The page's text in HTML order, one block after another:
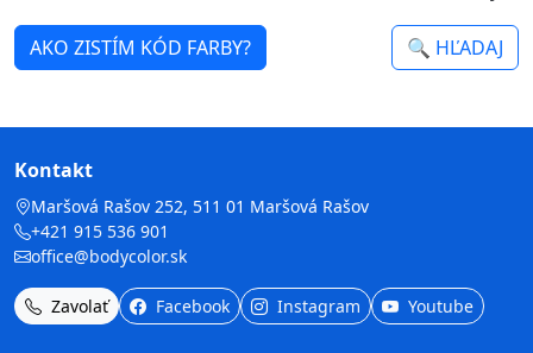
AKO ZISTÍM KÓD FARBY? 🔍 HĽADAJ
Kontakt
Maršová Rašov 252, 511 01 Maršová Rašov
+421 915 536 901
office@bodycolor.sk
Zavolať Facebook Instagram Youtube